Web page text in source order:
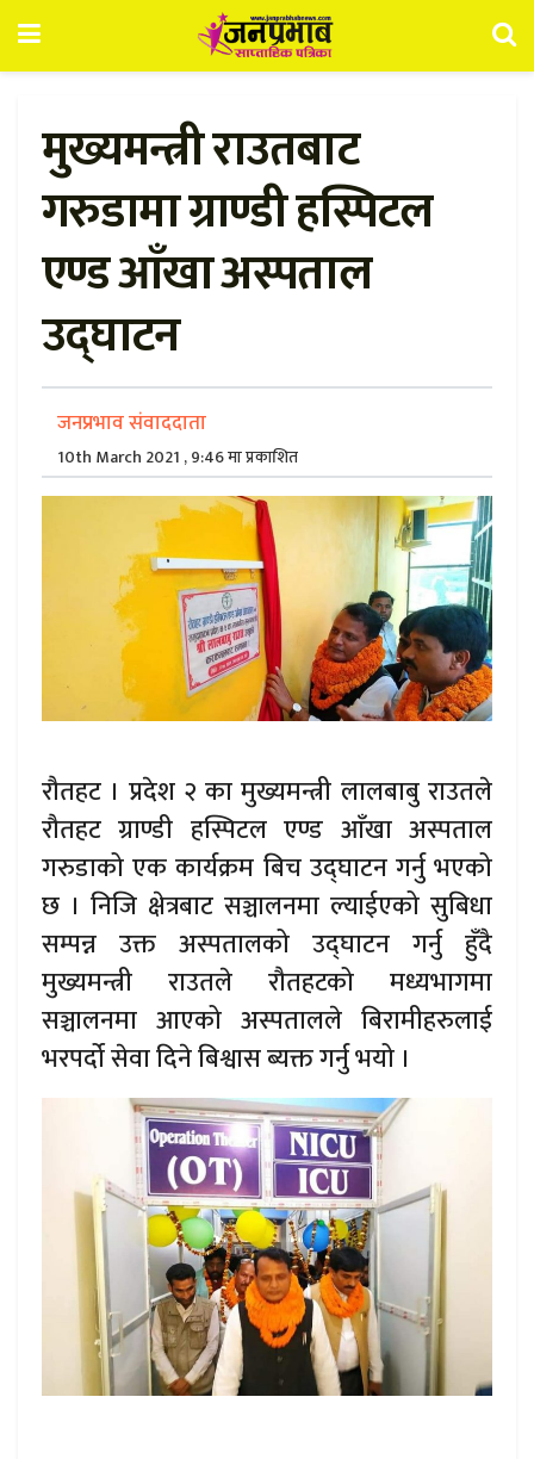
मुख्यमन्त्री राउतबाट
गरुडामा ग्राण्डी हस्पिटल
एण्ड आँखा अस्पताल
उद्घाटन
जनप्रभाव संवाददाता
10th March 2021 , 9:46 मा प्रकाशित
रौतहट । प्रदेश २ का मुख्यमन्त्री लालबाबु राउतले
रौतहट ग्राण्डी हस्पिटल एण्ड आँखा अस्पताल
गरुडाको एक कार्यक्रम बिच उद्घाटन गर्नु भएको
छ । निजि क्षेत्रबाट सञ्चालनमा ल्याईएको सुबिधा
सम्पन्न उक्त अस्पतालको उद्घाटन गर्नु हुँदै
मुख्यमन्त्री राउतले रौतहटको मध्यभागमा
सञ्चालनमा आएको अस्पतालले बिरामीहरुलाई
भरपर्दो सेवा दिने बिश्वास ब्यक्त गर्नु भयो ।